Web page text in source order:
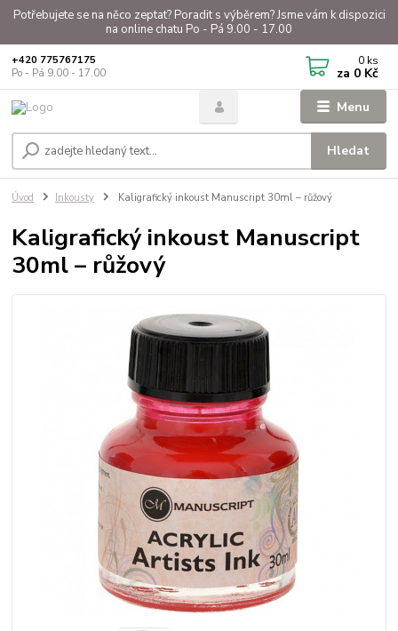
Potřebujete se na něco zeptat? Poradit s výběrem? Jsme vám k dispozici
na online chatu Po - Pá 9.00 - 17.00
Menu
Hledat
+420 775767175
Po - Pá 9.00 - 17.00
0 ks
za 0 Kč
Úvod Inkousty Kaligrafický inkoust Manuscript 30ml – růžový
Kaligrafický inkoust Manuscript
30ml – růžový